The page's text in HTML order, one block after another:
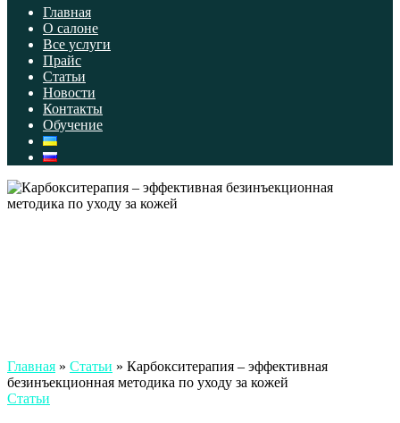
Главная
О салоне
Все услуги
Прайс
Статьи
Новости
Контакты
Обучение
Главная » Статьи » Карбокситерапия – эффективная
безинъекционная методика по уходу за кожей
Статьи